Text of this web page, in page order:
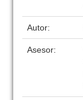
Autor:
Asesor: